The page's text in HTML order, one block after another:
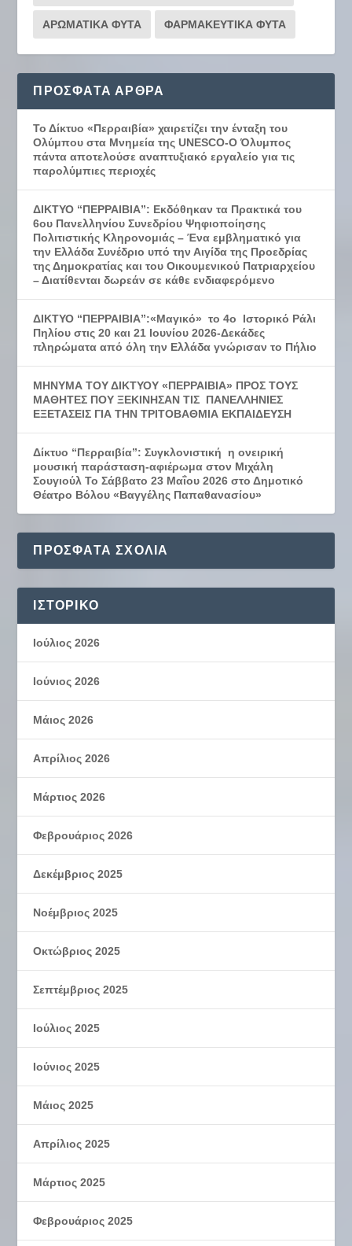
ΑΡΩΜΑΤΙΚΑ ΦΥΤΑ ΦΑΡΜΑΚΕΥΤΙΚΑ ΦΥΤΑ
ΠΡΌΣΦΑΤΑ ΆΡΘΡΑ
Το Δίκτυο «Περραιβία» χαιρετίζει την ένταξη του
Ολύμπου στα Μνημεία της UNESCO-Ο Όλυμπος
πάντα αποτελούσε αναπτυξιακό εργαλείο για τις
παρολύμπιες περιοχές
ΔΙΚΤΥΟ “ΠΕΡΡΑΙΒΙΑ”: Εκδόθηκαν τα Πρακτικά του
6ου Πανελληνίου Συνεδρίου Ψηφιοποίησης
Πολιτιστικής Κληρονομιάς – Ένα εμβληματικό για
την Ελλάδα Συνέδριο υπό την Αιγίδα της Προεδρίας
της Δημοκρατίας και του Οικουμενικού Πατριαρχείου
– Διατίθενται δωρεάν σε κάθε ενδιαφερόμενο
ΔΙΚΤΥΟ “ΠΕΡΡΑΙΒΙΑ”:«Μαγικό» το 4ο Ιστορικό Ράλι
Πηλίου στις 20 και 21 Ιουνίου 2026-Δεκάδες
πληρώματα από όλη την Ελλάδα γνώρισαν το Πήλιο
ΜΗΝΥΜΑ ΤΟΥ ΔΙΚΤΥΟΥ «ΠΕΡΡΑΙΒΙΑ» ΠΡΟΣ ΤΟΥΣ
ΜΑΘΗΤΕΣ ΠΟΥ ΞΕΚΙΝΗΣΑΝ ΤΙΣ ΠΑΝΕΛΛΗΝΙΕΣ
ΕΞΕΤΑΣΕΙΣ ΓΙΑ ΤΗΝ ΤΡΙΤΟΒΑΘΜΙΑ ΕΚΠΑΙΔΕΥΣΗ
Δίκτυο “Περραιβία”: Συγκλονιστική η ονειρική
μουσική παράσταση-αφιέρωμα στον Μιχάλη
Σουγιούλ Το Σάββατο 23 Μαΐου 2026 στο Δημοτικό
Θέατρο Βόλου «Βαγγέλης Παπαθανασίου»
ΠΡΌΣΦΑΤΑ ΣΧΌΛΙΑ
ΙΣΤΟΡΙΚΌ
Ιούλιος 2026
Ιούνιος 2026
Μάιος 2026
Απρίλιος 2026
Μάρτιος 2026
Φεβρουάριος 2026
Δεκέμβριος 2025
Νοέμβριος 2025
Οκτώβριος 2025
Σεπτέμβριος 2025
Ιούλιος 2025
Ιούνιος 2025
Μάιος 2025
Απρίλιος 2025
Μάρτιος 2025
Φεβρουάριος 2025